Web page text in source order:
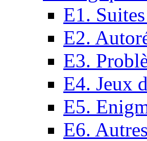
E1.
E2.
E3.
E4. Jeux
E5.
E6.